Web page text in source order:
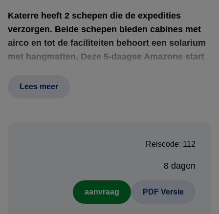
Katerre heeft 2 schepen die de expedities
verzorgen. Beide schepen bieden cabines met
airco en tot de faciliteiten behoort een solarium
met hangmatten. Deze 5-daagse Amazone start
een vertrek gepland. Neem contact met ons op
Lees meer
Reiscode: 112
8 dagen
aanvraag PDF Versie